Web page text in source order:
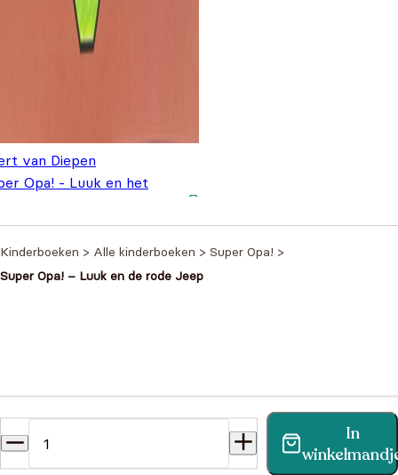
van Diepen
Opa! - Luuk en het
Kinderboeken > Alle kinderboeken > Super Opa! >
Super Opa! – Luuk en de rode Jeep
In
Vind binnen no-time antwoord op je vraag op onze
klantenservice pagina.